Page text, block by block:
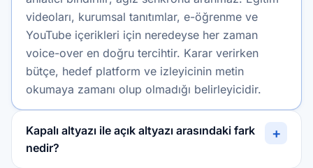
videoları, kurumsal tanıtımlar, e-öğrenme ve
YouTube içerikleri için neredeyse her zaman
voice-over en doğru tercihtir. Karar verirken
bütçe, hedef platform ve izleyicinin metin
okumaya zamanı olup olmadığı belirleyicidir.
Kapalı altyazı ile açık altyazı arasındaki fark
nedir?
+